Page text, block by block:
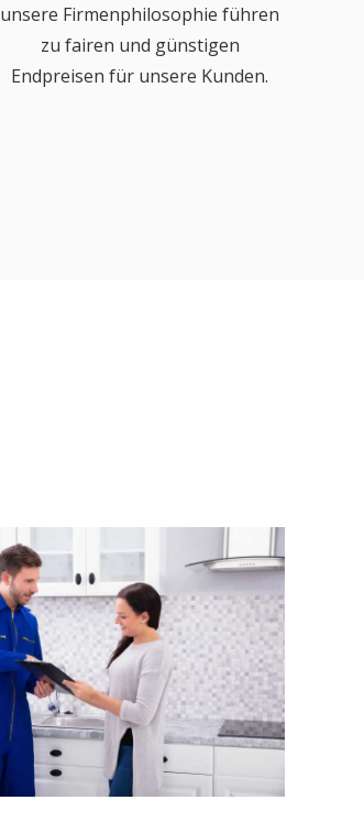
unsere Firmenphilosophie führen
zu fairen und günstigen
Endpreisen für unsere Kunden.